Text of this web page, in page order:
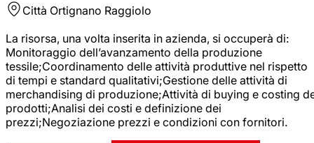
Città Ortignano Raggiolo
La risorsa, una volta inserita in azienda, si occuperà di:
Monitoraggio dell’avanzamento della produzione
tessile;Coordinamento delle attività produttive nel rispetto
di tempi e standard qualitativi;Gestione delle attività di
merchandising di produzione;Attività di buying e costing
prodotti;Analisi dei costi e definizione dei
prezzi;Negoziazione prezzi e condizioni con fornitori.